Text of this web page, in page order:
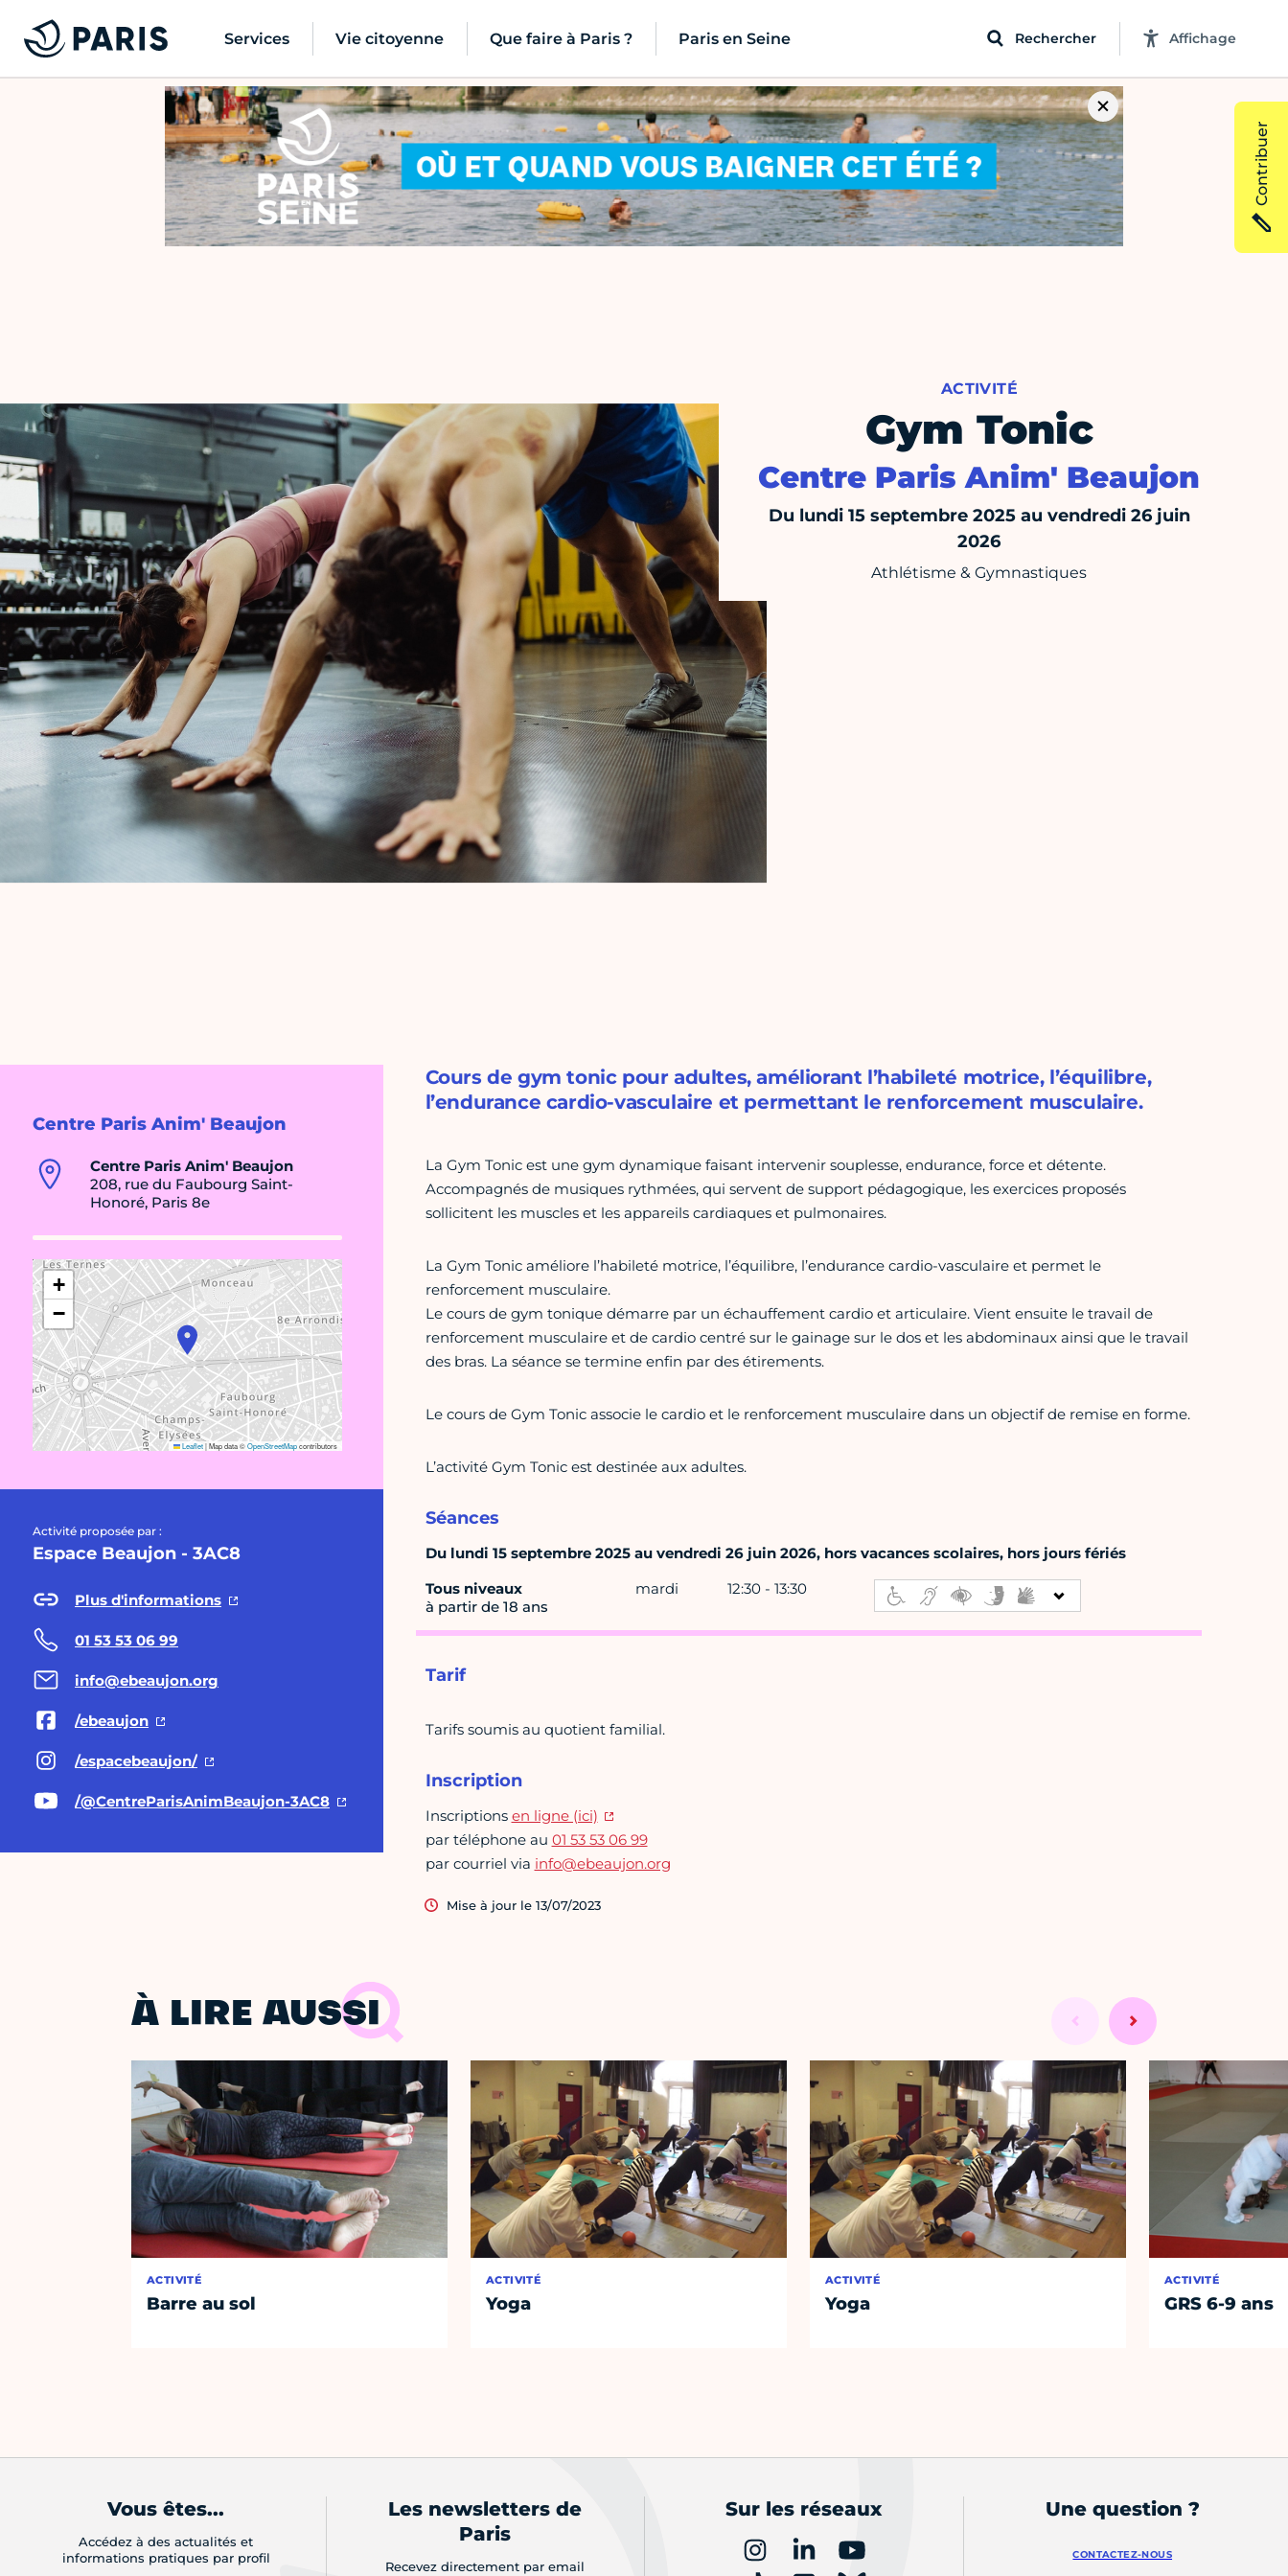
Services Vie citoyenne Que faire à Paris ? Paris en Seine Rechercher Affichage
ACTIVITÉ
Gym Tonic
Centre Paris Anim' Beaujon
Du lundi 15 septembre 2025 au vendredi 26 juin
2026
Athlétisme & Gymnastiques
Centre Paris Anim' Beaujon
Centre Paris Anim' Beaujon
208, rue du Faubourg Saint-
Honoré, Paris 8e
+
−
Leaflet|Map data ©OpenStreetMapcontributors
Activité proposée par :
Espace Beaujon - 3AC8
Plus d'informations
01 53 53 06 99
info@ebeaujon.org
/ebeaujon
/espacebeaujon/
/@CentreParisAnimBeaujon-3AC8
Cours de gym tonic pour adultes, améliorant l’habileté motrice, l’équilibre,
l’endurance cardio-vasculaire et permettant le renforcement musculaire.
La Gym Tonic est une gym dynamique faisant intervenir souplesse, endurance, force et détente.
Accompagnés de musiques rythmées, qui servent de support pédagogique, les exercices proposés
sollicitent les muscles et les appareils cardiaques et pulmonaires.
La Gym Tonic améliore l’habileté motrice, l’équilibre, l’endurance cardio-vasculaire et permet le
renforcement musculaire.
Le cours de gym tonique démarre par un échauffement cardio et articulaire. Vient ensuite le travail de
renforcement musculaire et de cardio centré sur le gainage sur le dos et les abdominaux ainsi que le travail
des bras. La séance se termine enfin par des étirements.
Le cours de Gym Tonic associe le cardio et le renforcement musculaire dans un objectif de remise en forme.
L’activité Gym Tonic est destinée aux adultes.
Séances
Du lundi 15 septembre 2025 au vendredi 26 juin 2026, hors vacances scolaires, hors jours fériés
Tous niveaux
à partir de 18 ans
mardi 12:30 - 13:30
Tarif
Tarifs soumis au quotient familial.
Inscription
Inscriptions en ligne (ici)
par téléphone au 01 53 53 06 99
par courriel via info@ebeaujon.org
Mise à jour le 13/07/2023
À LIRE AUSSI
ACTIVITÉ
Barre au sol
ACTIVITÉ
Yoga
ACTIVITÉ
Yoga
ACTIVITÉ
GRS 6-9 ans
Contribuer
Vous êtes...
Accédez à des actualités et
informations pratiques par profil
Les newsletters de
Paris
Recevez directement par email
Sur les réseaux Une question ?
CONTACTEZ-NOUS